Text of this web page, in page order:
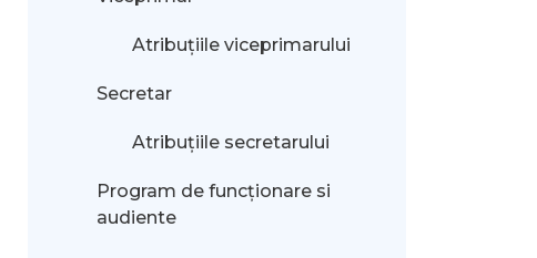
Atribuțiile viceprimarului
Secretar
Atribuțiile secretarului
Program de funcționare si
audiente